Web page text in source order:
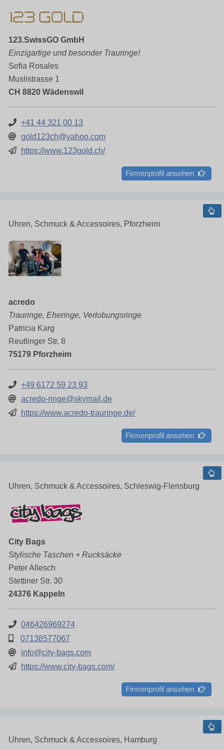
123.SwissGO GmbH
Einzigartige und besonder Trauringe!
Sofia Rosales
Muslistrasse 1
CH 8820 Wädenswil
+41 44 321 00 13
gold123ch@yahoo.com
https://www.123gold.ch/
Firmenprofil ansehen
Uhren, Schmuck & Accessoires, Pforzheim
acredo
Trauringe, Eheringe, Verlobungsringe
Patricia Karg
Reutlinger Str. 8
75179 Pforzheim
+49 6172 59 23 93
acredo-ringe@skymail.de
https://www.acredo-trauringe.de/
Firmenprofil ansehen
Uhren, Schmuck & Accessoires, Schleswig-Flensburg
City Bags
Stylische Taschen + Rucksäcke
Peter Allesch
Stettiner Str. 30
24376 Kappeln
046426969274
07138577067
info@city-bags.com
https://www.city-bags.com/
Firmenprofil ansehen
Uhren, Schmuck & Accessoires, Hamburg